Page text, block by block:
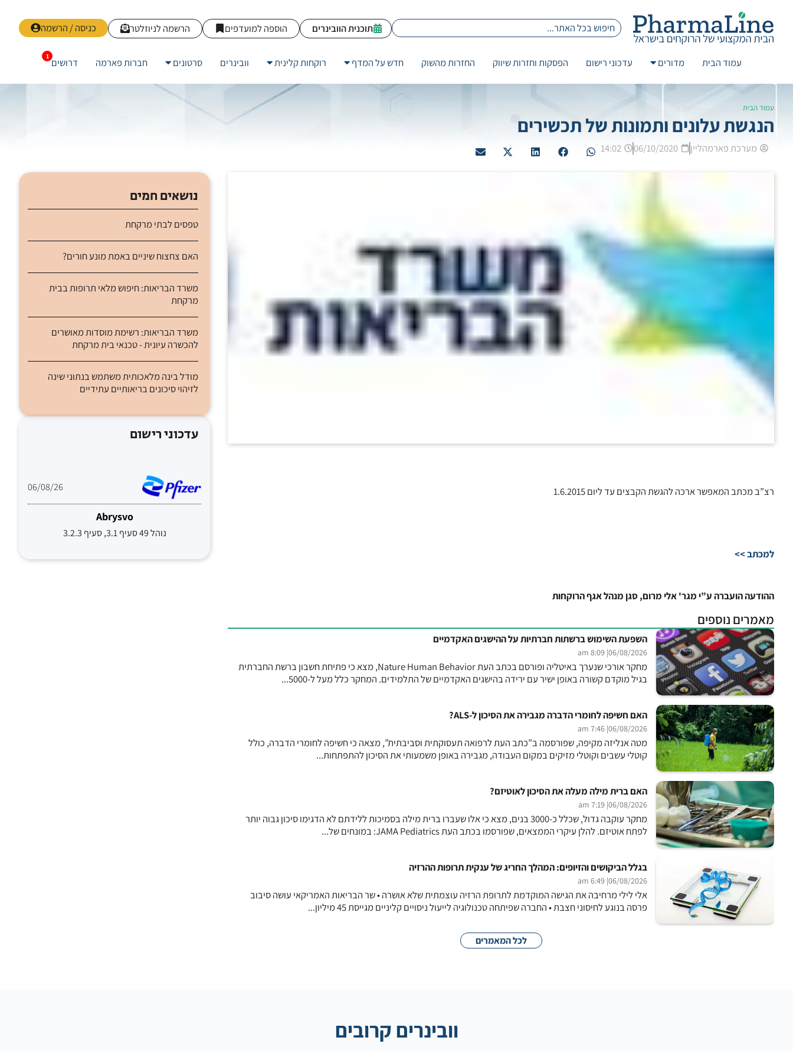
כניסה / הרשמה הרשמה לניוזלטר הוספה למועדפים תוכנית הוובינרים
עמוד הבית מדורים עדכוני רישום הפסקות וחזרות שיווק החזרות מהשוק חדש על המדף רוקחות קלינית וובינרים סרטונים חברות פארמה דרושים
עמוד הבית
הנגשת עלונים ותמונות של תכשירים
מערכת פארמהליין 06/10/2020
14:02
רצ”ב מכתב המאפשר ארכה להגשת הקבצים עד ליום 1.6.2015
למכתב >>
ההודעה הועברה ע”י מגר' אלי מרום, סגן מנהל אגף הרוקחות
מאמרים נוספים
השפעת השימוש ברשתות חברתיות על ההישגים האקדמיים
06/08/2026
| 8:09 am
מחקר אורכי שנערך באיטליה ופורסם בכתב העת Nature Human Behavior, מצא כי פתיחת חשבון ברשת החברתית
בגיל מוקדם קשורה באופן ישיר עם ירידה בהישגים האקדמיים של התלמידים. המחקר כלל מעל ל-5000...
האם חשיפה לחומרי הדברה מגבירה את הסיכון ל-ALS?
06/08/2026
| 7:46 am
מטה אנליזה מקיפה, שפורסמה ב”כתב העת לרפואה תעסוקתית וסביבתית”, מצאה כי חשיפה לחומרי הדברה, כולל
קוטלי עשבים וקוטלי מזיקים במקום העבודה, מגבירה באופן משמעותי את הסיכון להתפתחות...
האם ברית מילה מעלה את הסיכון לאוטיזם?
06/08/2026
| 7:19 am
מחקר עוקבה גדול, שכלל כ-3000 בנים, מצא כי אלו שעברו ברית מילה בסמיכות ללידתם לא הדגימו סיכון גבוה יותר
לפתח אוטיזם. להלן עיקרי הממצאים, שפורסמו בכתב העת JAMA Pediatrics: במונחים של...
בגלל הביקושים והזיופים: המהלך החריג של ענקית תרופות ההרזיה
06/08/2026
| 6:49 am
אלי לילי מרחיבה את הגישה המוקדמת לתרופת הרזיה עוצמתית שלא אושרה • שר הבריאות האמריקאי עושה סיבוב
פרסה בנוגע לחיסוני חצבת • החברה שפיתחה טכנולוגיה לייעול ניסויים קליניים מגייסת 45 מיליון...
לכל המאמרים
נושאים חמים
טפסים לבתי מרקחת
האם צחצוח שיניים באמת מונע חורים?
משרד הבריאות: חיפוש מלאי תרופות בבית
מרקחת
משרד הבריאות: רשימת מוסדות מאושרים
להכשרה עיונית - טכנאי בית מרקחת
מודל בינה מלאכותית משתמש בנתוני שינה
לזיהוי סיכונים בריאותיים עתידיים
עדכוני רישום
06/08/26
Abrysvo
נוהל 49 סעיף 3.1, סעיף 3.2.3
וובינרים קרובים